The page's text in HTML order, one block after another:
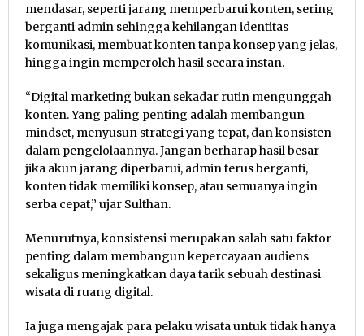
mendasar, seperti jarang memperbarui konten, sering
berganti admin sehingga kehilangan identitas
komunikasi, membuat konten tanpa konsep yang jelas,
hingga ingin memperoleh hasil secara instan.
“Digital marketing bukan sekadar rutin mengunggah
konten. Yang paling penting adalah membangun
mindset, menyusun strategi yang tepat, dan konsisten
dalam pengelolaannya. Jangan berharap hasil besar
jika akun jarang diperbarui, admin terus berganti,
konten tidak memiliki konsep, atau semuanya ingin
serba cepat,” ujar Sulthan.
Menurutnya, konsistensi merupakan salah satu faktor
penting dalam membangun kepercayaan audiens
sekaligus meningkatkan daya tarik sebuah destinasi
wisata di ruang digital.
Ia juga mengajak para pelaku wisata untuk tidak hanya